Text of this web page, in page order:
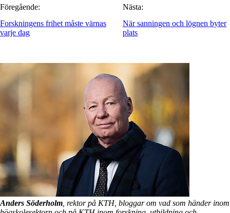
Föregående:
Forskningens frihet måste värnas
varje dag
Nästa:
När sanningen och lögnen byter
plats
Anders Söderholm , rektor på KTH, bloggar om vad som händer inom